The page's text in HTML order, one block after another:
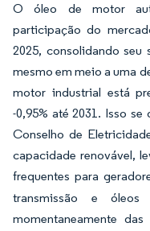
O óleo de motor
participação do
2025, consolidando
mesmo em meio a uma
motor industrial está
-0,95% até 2031. Isso
Conselho de
capacidade renovável,
frequentes para
transmissão e óleos
momentaneamente